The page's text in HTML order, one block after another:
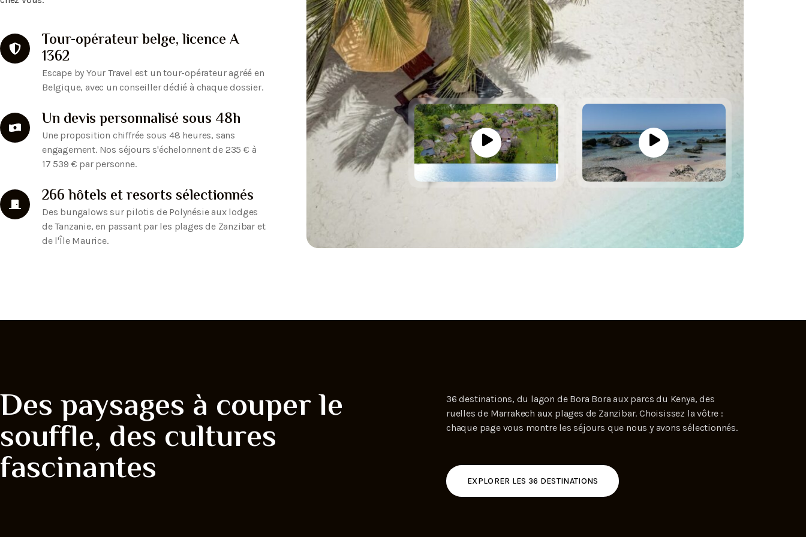
Tour-opérateur belge, licence A
1362
Escape by Your Travel est un tour-opérateur agréé en
Belgique, avec un conseiller dédié à chaque dossier.
Un devis personnalisé sous 48h
Une proposition chiffrée sous 48 heures, sans
engagement. Nos séjours s'échelonnent de 235 € à
17 539 € par personne.
266 hôtels et resorts sélectionnés
Des bungalows sur pilotis de Polynésie aux lodges
de Tanzanie, en passant par les plages de Zanzibar et
de l'Île Maurice.
Des paysages à couper le
souffle, des cultures
fascinantes
36 destinations, du lagon de Bora Bora aux parcs du Kenya, des
ruelles de Marrakech aux plages de Zanzibar. Choisissez la vôtre :
chaque page vous montre les séjours que nous y avons sélectionnés.
EXPLORER LES 36 DESTINATIONS